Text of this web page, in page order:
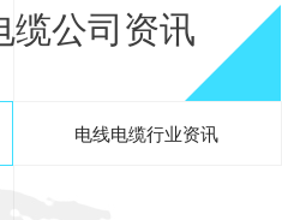
缆公司资讯
电线电缆行业资讯